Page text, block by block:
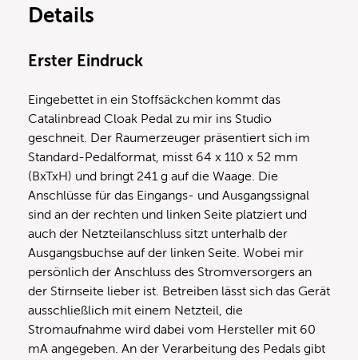
Details
Erster Eindruck
Eingebettet in ein Stoffsäckchen kommt das
Catalinbread Cloak Pedal zu mir ins Studio
geschneit. Der Raumerzeuger präsentiert sich im
Standard-Pedalformat, misst 64 x 110 x 52 mm
(BxTxH) und bringt 241 g auf die Waage. Die
Anschlüsse für das Eingangs- und Ausgangssignal
sind an der rechten und linken Seite platziert und
auch der Netzteilanschluss sitzt unterhalb der
Ausgangsbuchse auf der linken Seite. Wobei mir
persönlich der Anschluss des Stromversorgers an
der Stirnseite lieber ist. Betreiben lässt sich das Gerät
ausschließlich mit einem Netzteil, die
Stromaufnahme wird dabei vom Hersteller mit 60
mA angegeben. An der Verarbeitung des Pedals gibt